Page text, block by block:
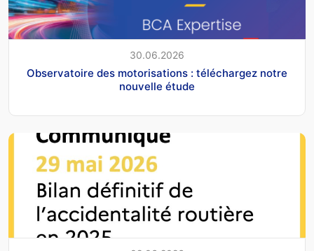
30.06.2026
Observatoire des motorisations : téléchargez notre
nouvelle étude